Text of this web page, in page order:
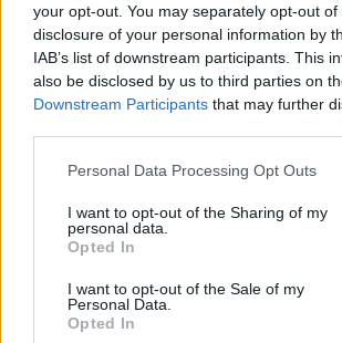
your opt-out. You may separately opt-out
disclosure of your personal information by
IAB’s list of downstream participants. This
also be disclosed by us to third parties on
Downstream Participants that may further
Please note that this website/app uses one
not limited to your visit or usage behaviour.
grant or deny consent to Google and its
use your data for below specified purposes
consent section.
Personal Data Processing Opt Outs
I want to opt-out of the Sharing of my
personal data.
Opted In
I want to opt-out of the Sale of my
Personal Data.
Opted In
Hvitløk har naturlige smertelindrende
for kroniske betennelser og
svovelforbindelser, som allicin,
inflammatoriske veier som NSAIDs,
bivirkninger. En studie fra 2018 viste
hvitløkstilskudd reduserte
overvektige kvinner etter 12 uker.
En annen studie fant at
CRP- og ESR-markører hos
beviser sin evne til å bekjempe
betennelse.
Kronisk betennelse driver tilstander